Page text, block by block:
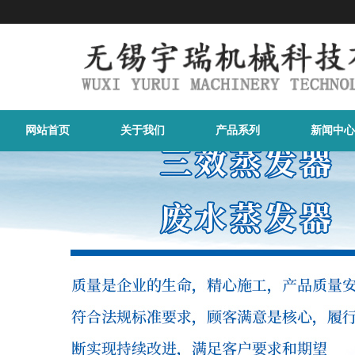
网站首页 关于我们 产品系列 新闻中心